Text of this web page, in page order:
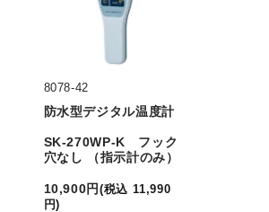
8078-42
防水型デジタル温度計
SK-270WP-K フック
穴なし （指示計のみ）
10,900円 (税込 11,990
円)